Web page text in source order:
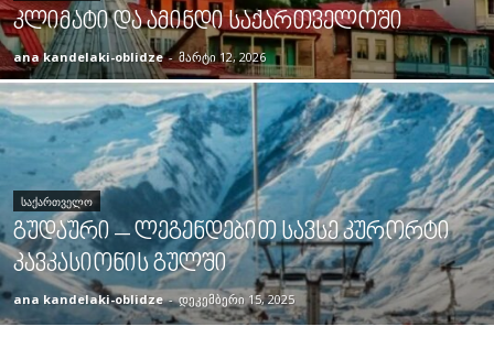
კლიმატი და ამინდი საქართველოში
ana kandelaki-oblidze - მარტი 12, 2026
ᲡᲐᲥᲐᲠᲗᲕᲔᲚᲝ
გუდაური – ლეგენდებით სავსე კურორტი
კავკასიონის გულში
ana kandelaki-oblidze - დეკემბერი 15, 2025